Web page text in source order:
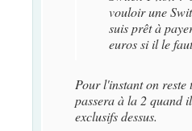
vouloir une
suis prêt à
euros si il le
Pour l'instant on
passera à la 2 quand
exclusifs dessus.